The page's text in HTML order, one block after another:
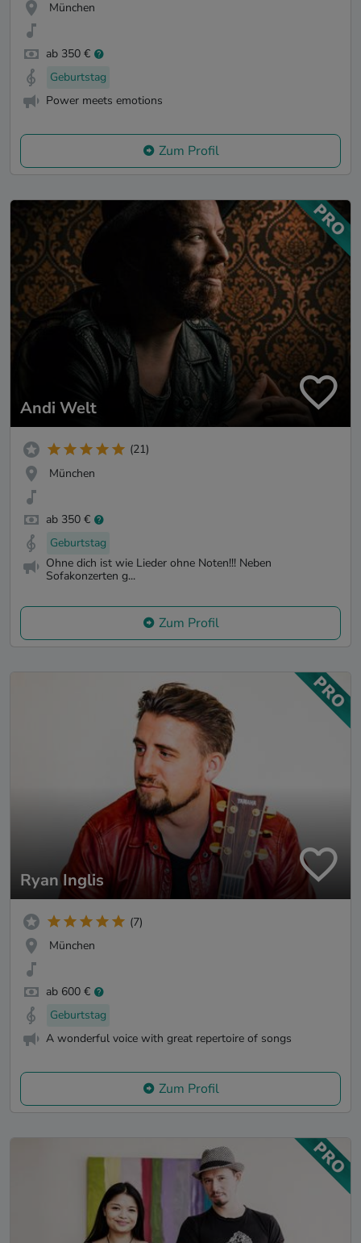
München
ab 350 €
Geburtstag
Power meets emotions
Zum Profil
Andi Welt
(21)
München
ab 350 €
Geburtstag
Ohne dich ist wie Lieder ohne Noten!!! Neben
Sofakonzerten g...
Zum Profil
Ryan Inglis
(7)
München
ab 600 €
Geburtstag
A wonderful voice with great repertoire of songs
Zum Profil